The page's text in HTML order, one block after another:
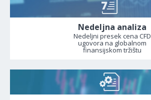
Nedeljna analiza
Nedeljni presek cena CFD
ugovora na globalnom
finansijskom tržištu